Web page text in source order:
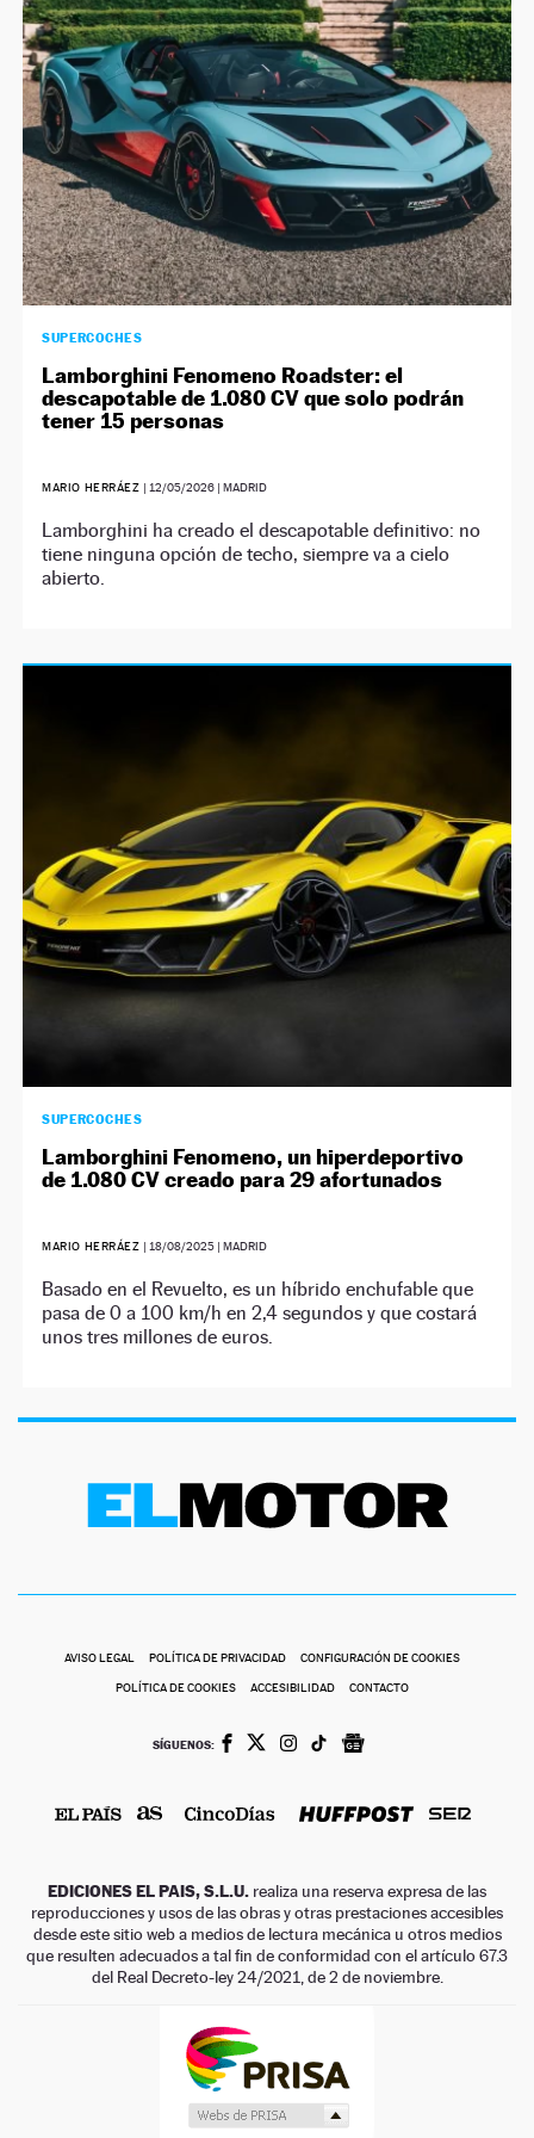
NEWSLETTER
SÍGUENOS
SUPERCOCHES
Lamborghini Fenomeno Roadster: el
descapotable de 1.080 CV que solo podrán
tener 15 personas
MARIO HERRÁEZ | 12/05/2026| MADRID
Lamborghini ha creado el descapotable definitivo: no
tiene ninguna opción de techo, siempre va a cielo
abierto.
SUPERCOCHES
Lamborghini Fenomeno, un hiperdeportivo
de 1.080 CV creado para 29 afortunados
MARIO HERRÁEZ | 18/08/2025| MADRID
Basado en el Revuelto, es un híbrido enchufable que
pasa de 0 a 100 km/h en 2,4 segundos y que costará
unos tres millones de euros.
AVISO LEGAL POLÍTICA DE PRIVACIDAD CONFIGURACIÓN DE COOKIES
POLÍTICA DE COOKIES ACCESIBILIDAD CONTACTO
SÍGUENOS:
EDICIONES EL PAIS, S.L.U. realiza una reserva expresa de las
reproducciones y usos de las obras y otras prestaciones accesibles
desde este sitio web a medios de lectura mecánica u otros medios
que resulten adecuados a tal fin de conformidad con el artículo 67.3
del Real Decreto-ley 24/2021, de 2 de noviembre.